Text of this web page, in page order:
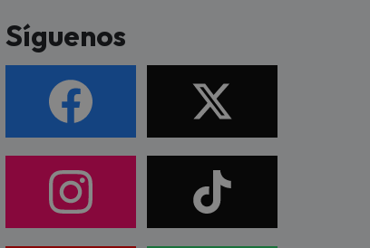
Síguenos